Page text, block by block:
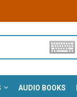
AUDIO BOOKS